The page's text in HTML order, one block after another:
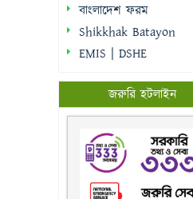
বাংলাদেশ ফরম
Shikkhak Batayon
EMIS | DSHE
জরুরি হটলাইন